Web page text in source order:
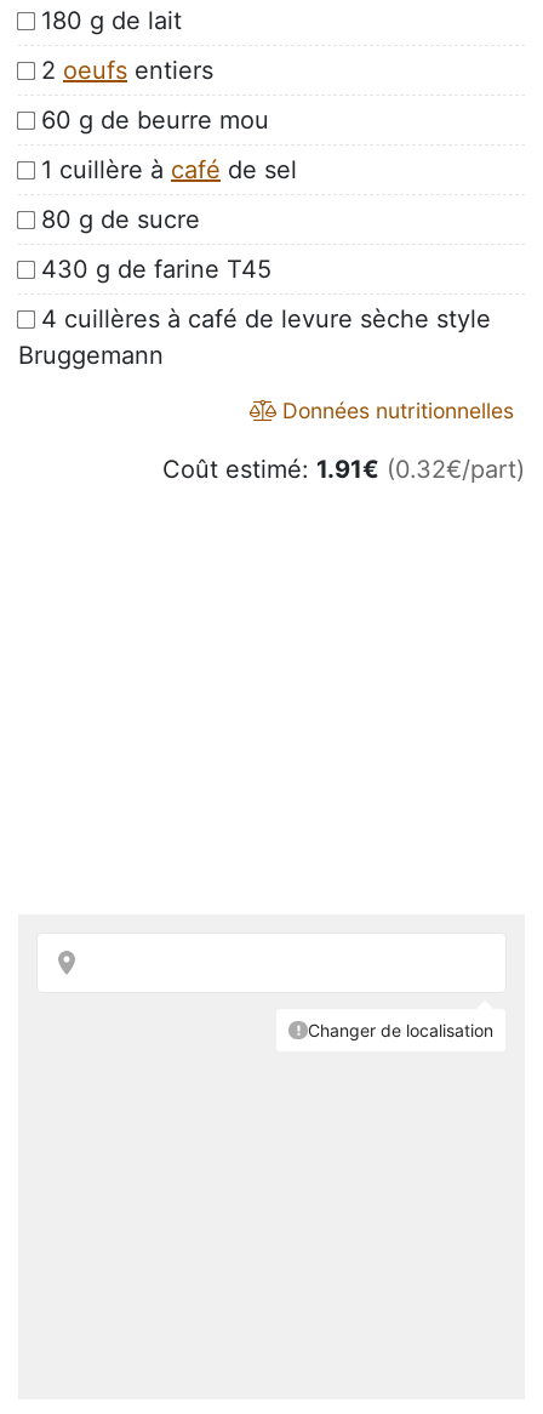
180 g de lait
2 oeufs entiers
60 g de beurre mou
1 cuillère à café de sel
80 g de sucre
430 g de farine T45
4 cuillères à café de levure sèche style
Bruggemann
Données nutritionnelles
Coût estimé: 1.91€ (0.32€/part)